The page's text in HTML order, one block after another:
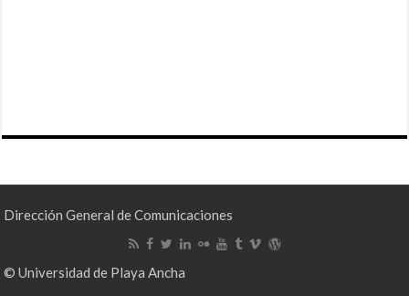
Dirección General de Comunicaciones
© Universidad de Playa Ancha